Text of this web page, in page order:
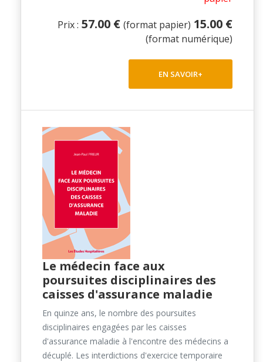
Prix : 57.00 € (format papier) 15.00 €
(format numérique)
EN SAVOIR+
Le médecin face aux
poursuites disciplinaires des
caisses d'assurance maladie
En quinze ans, le nombre des poursuites
disciplinaires engagées par les caisses
d'assurance maladie à l'encontre des médecins a
décuplé. Les interdictions d'exercice temporaire